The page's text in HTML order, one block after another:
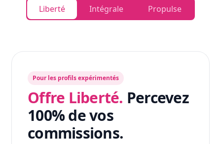
Liberté Intégrale Propulse
Pour les profils expérimentés
Offre Liberté. Percevez
100% de vos
commissions.